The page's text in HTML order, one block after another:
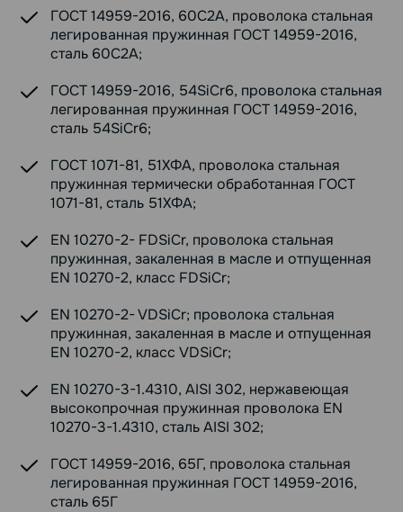
ГОСТ 14959-2016, 60С2А, проволока стальная
легированная пружинная ГОСТ 14959-2016,
сталь 60С2А;
ГОСТ 14959-2016, 54SiCr6, проволока стальная
легированная пружинная ГОСТ 14959-2016,
сталь 54SiCr6;
ГОСТ 1071-81, 51ХФА, проволока стальная
пружинная термически обработанная ГОСТ
1071-81, сталь 51ХФА;
EN 10270-2- FDSiCr, проволока стальная
пружинная, закаленная в масле и отпущенная
EN 10270-2, класс FDSiCr;
EN 10270-2- VDSiCr; проволока стальная
пружинная, закаленная в масле и отпущенная
EN 10270-2, класс VDSiCr;
EN 10270-3-1.4310, AISI 302, нержавеющая
высокопрочная пружинная проволока EN
10270-3-1.4310, сталь AISI 302;
ГОСТ 14959-2016, 65Г, проволока стальная
легированная пружинная ГОСТ 14959-2016,
сталь 65Г